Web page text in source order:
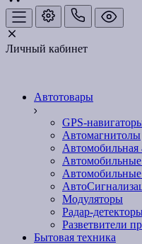
Личный кабинет
Автотовары
GPS-
Автомагнитолы
Автомобильная
Автомобильные
Автомобильные
Модуляторы
Радар-
Разветвители
Бытовая техника